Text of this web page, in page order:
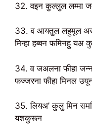
32. वइन कुल्लुल लम्मा
33. व आयतुल लहुमूल
मिन्हा हब्बन फमिनहु यअ
34. व जअलना फीहा
फज्जरना फीहा मिनल
35. लियअ’ कुलु मिन
यशकुरून